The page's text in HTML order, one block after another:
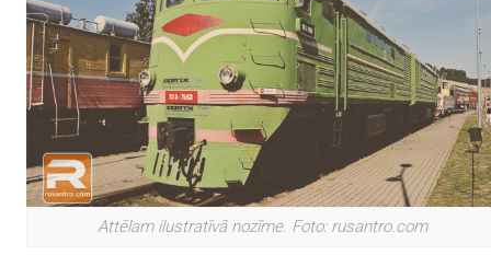
Attēlam ilustratīvā nozīme. Foto: rusantro.com